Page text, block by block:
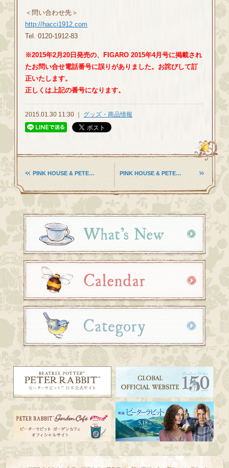
＜問い合わせ先＞
http://hacci1912.com
Tel. 0120-1912-83
※2015年2月20日発売の、FIGARO 2015年4月号に掲載され
たお問い合せ電話番号に誤りがありました。お詫びして訂
正いたします。
正しくは上記の番号になります。
2015.01.30 11:30 ｜ グッズ・商品情報
PINK HOUSE & PETE… PINK HOUSE & PETE…